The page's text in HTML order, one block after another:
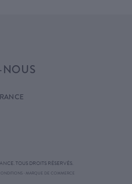
TOUS DROITS RÉSERVÉS.
·MARQUE DE COMMERCE